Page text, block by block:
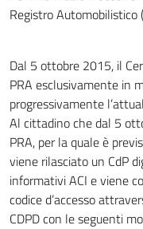
Registro Automobilistico
Dal 5 ottobre 2015, il
PRA esclusivamente in
progressivamente
Al cittadino che dal 5
PRA, per la quale è
viene rilasciato un CdP
informativi ACI e viene
codice d’accesso
CDPD con le seguenti